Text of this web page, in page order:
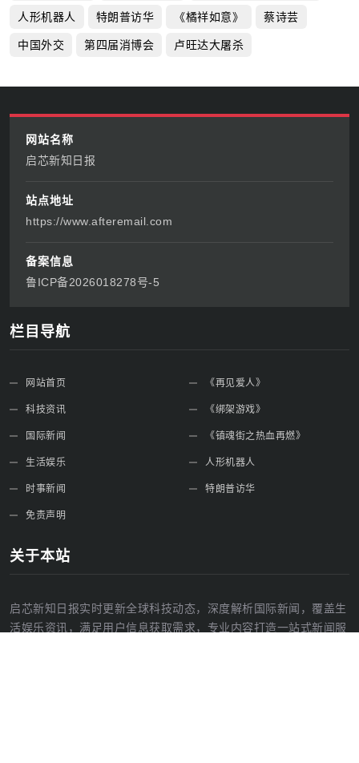
人形机器人 特朗普访华 《橘祥如意》 蔡诗芸
中国外交 第四届消博会 卢旺达大屠杀
网站名称
启芯新知日报
站点地址
https://www.afteremail.com
备案信息
鲁ICP备2026018278号-5
栏目导航
网站首页
科技资讯
国际新闻
生活娱乐
时事新闻
免责声明
《再见爱人》
《绑架游戏》
《镇魂街之热血再燃》
人形机器人
特朗普访华
关于本站
启芯新知日报实时更新全球科技动态，深度解析国际新闻，覆盖生
活娱乐资讯，满足用户信息获取需求，专业内容打造一站式新闻服